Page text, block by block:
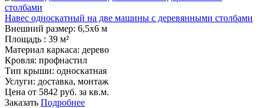
Навес односкатный на две машины с деревянными столбами
Внешний размер: 6,5х6 м
Площадь : 39 м²
Материал каркаса: дерево
Кровля: профнастил
Тип крыши: односкатная
Услуги: доставка, монтаж
Цена от 5842 руб. за кв.м.
Заказать Подробнее